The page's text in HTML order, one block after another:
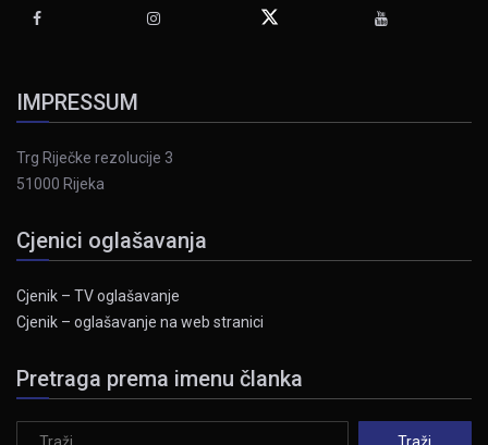
IMPRESSUM
Trg Riječke rezolucije 3
51000 Rijeka
Cjenici oglašavanja
Cjenik – TV oglašavanje
Cjenik – oglašavanje na web stranici
Pretraga prema imenu članka